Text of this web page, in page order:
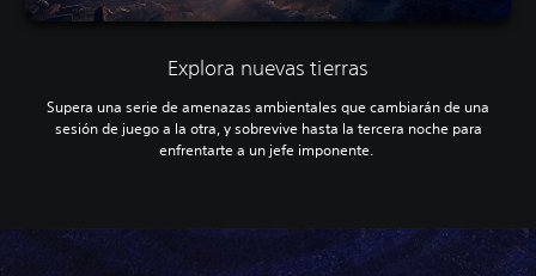
Explora nuevas tierras
Supera una serie de amenazas ambientales que cambiarán de una
sesión de juego a la otra, y sobrevive hasta la tercera noche para
enfrentarte a un jefe imponente.